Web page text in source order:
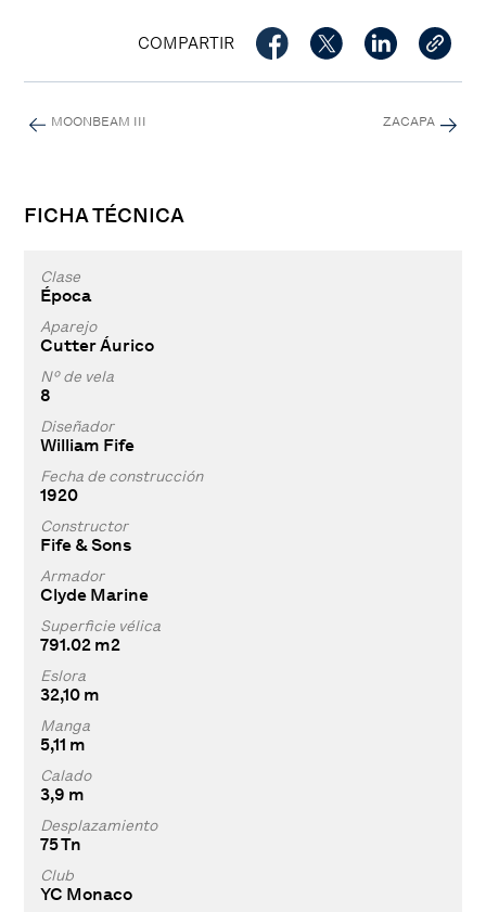
COMPARTIR
MOONBEAM III ZACAPA
FICHA TÉCNICA
Clase
Época
Aparejo
Cutter Áurico
Nº de vela
8
Diseñador
William Fife
Fecha de construcción
1920
Constructor
Fife & Sons
Armador
Clyde Marine
Superficie vélica
791.02 m2
Eslora
32,10 m
Manga
5,11 m
Calado
3,9 m
Desplazamiento
75 Tn
Club
YC Monaco